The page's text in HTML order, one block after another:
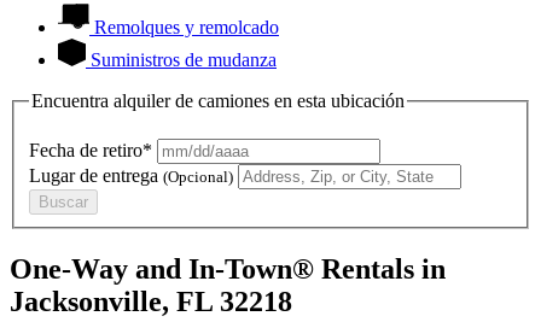
Remolques y remolcado
Suministros de mudanza
Encuentra alquiler de camiones en esta ubicación
Fecha de retiro*
Lugar de entrega (Opcional)
Buscar
One-Way and In-Town® Rentals in
Jacksonville, FL 32218